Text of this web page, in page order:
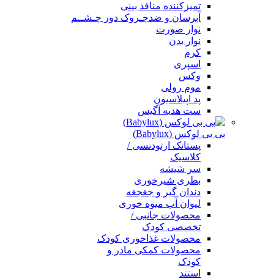
تمیزکننده منافذ بینی
آبرسان و ضدچـروک دور چـشــم
نوار صورت
نوار بدن
کرم
اسپری
وکس
موم رولی
پد اپیلاسیون
ست هدیه آگیس
بی بی لوکس (Babylux)
پستانک ارتودنسی /
کلاسیک
سر شیشه
بطری شیرخوری
دندان گیر و جغجغه
لیوان آب میوه خوری
محصولات جانبی /
تخصصی کودک
محصولات غذاخوری کودک
محصولات کمکی مادر و
کودک
استند